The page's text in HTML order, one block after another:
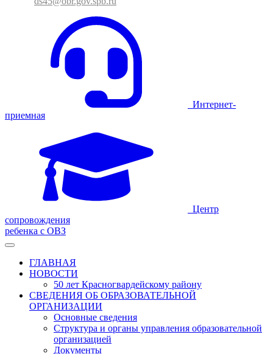
Интернет-
приемная
Центр
сопровождения
ребенка с ОВЗ
ГЛАВНАЯ
НОВОСТИ
50 лет Красногвардейскому району
СВЕДЕНИЯ ОБ ОБРАЗОВАТЕЛЬНОЙ
ОРГАНИЗАЦИИ
Основные сведения
Структура и органы управления образовательной
организацией
Документы